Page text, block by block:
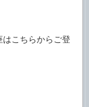
はこちらからご登